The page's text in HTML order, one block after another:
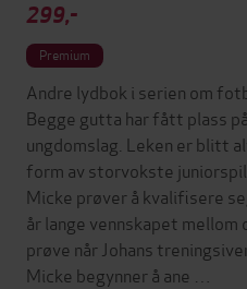
299,-
Premium
Andre lydbok i serien om
Begge gutta har fått plass
ungdomslag. Leken er blitt
form av storvokste
Micke prøver å kvalifisere
år lange vennskapet
prøve når Johans
Micke begynner å ane …